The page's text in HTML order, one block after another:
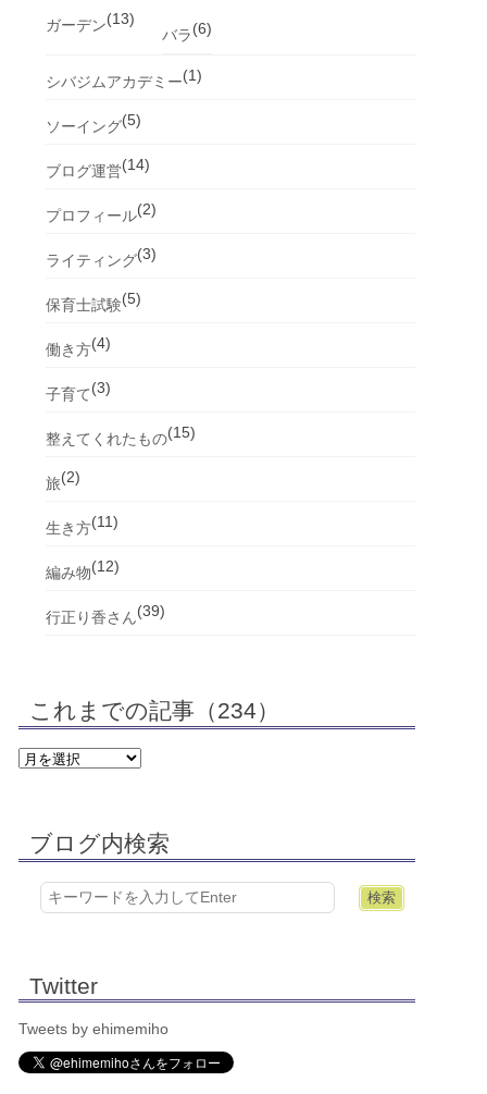
ガーデン(13)
バラ(6)
シバジムアカデミー(1)
ソーイング(5)
ブログ運営(14)
プロフィール(2)
ライティング(3)
保育士試験(5)
働き方(4)
子育て(3)
整えてくれたもの(15)
旅(2)
生き方(11)
編み物(12)
行正り香さん(39)
これまでの記事（234）
ブログ内検索
Twitter
Tweets by ehimemiho